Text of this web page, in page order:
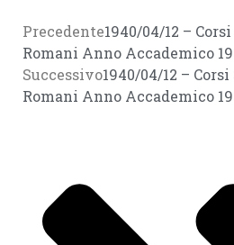
Precedente1940/04/12 –
Romani Anno Accademico
Successivo1940/04/12 –
Romani Anno Accademico